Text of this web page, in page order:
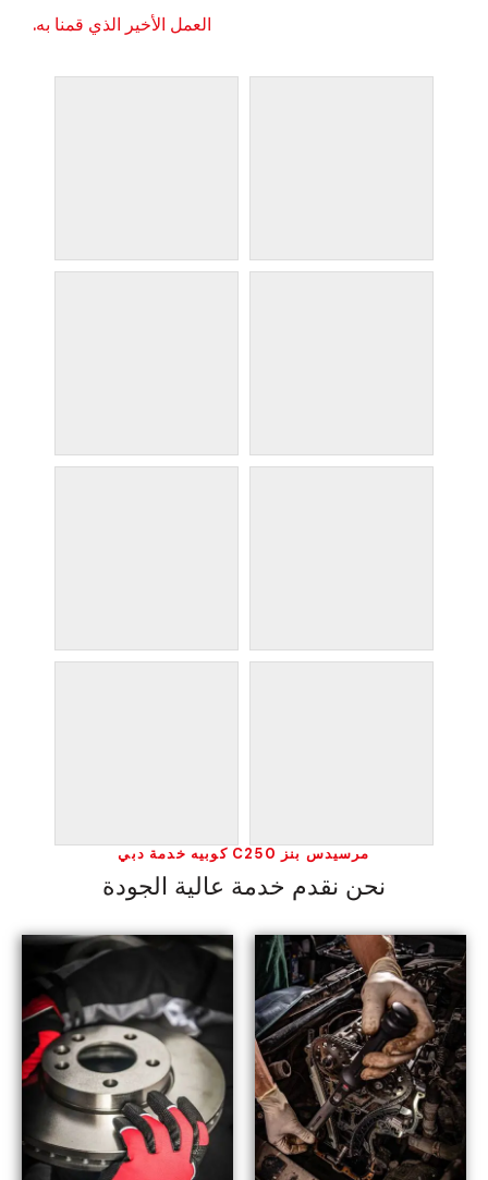
العمل الأخير الذي قمنا به.
مرسيدس بنز C250 كوبيه خدمة دبي
نحن نقدم خدمة عالية الجودة